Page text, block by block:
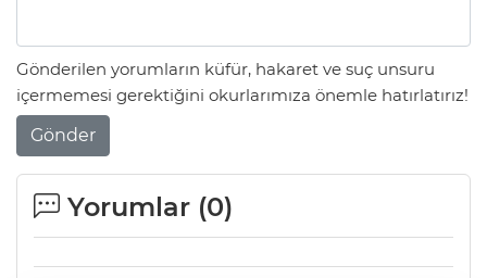
Gönderilen yorumların küfür, hakaret ve suç unsuru
içermemesi gerektiğini okurlarımıza önemle hatırlatırız!
Gönder
Yorumlar (0)